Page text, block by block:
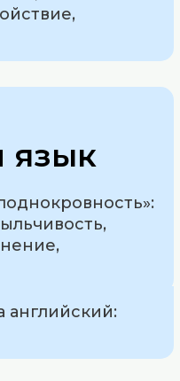
язык
английский: